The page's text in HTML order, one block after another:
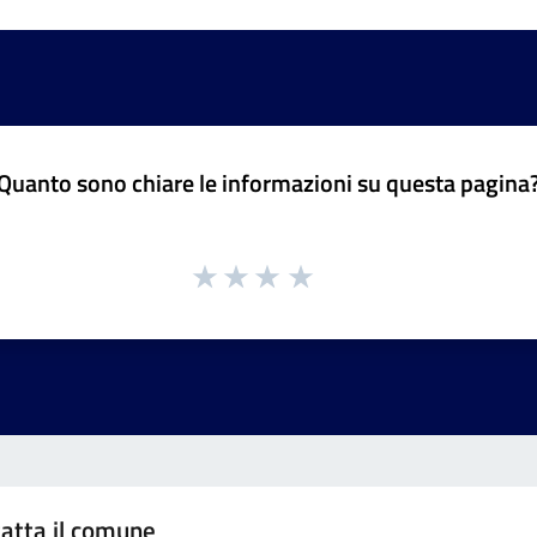
sono chiare le informazioni su questa
il comune